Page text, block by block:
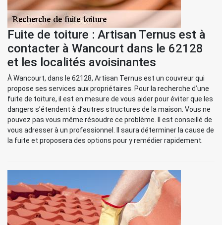
Fuite de toiture : Artisan Ternus est à
contacter à Wancourt dans le 62128
et les localités avoisinantes
À Wancourt, dans le 62128, Artisan Ternus est un couvreur qui
propose ses services aux propriétaires. Pour la recherche d’une
fuite de toiture, il est en mesure de vous aider pour éviter que les
dangers s’étendent à d’autres structures de la maison. Vous ne
pouvez pas vous même résoudre ce problème. Il est conseillé de
vous adresser à un professionnel. Il saura déterminer la cause de
la fuite et proposera des options pour y remédier rapidement.